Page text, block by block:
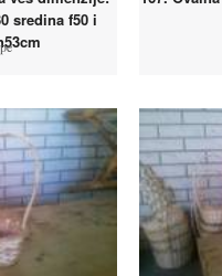
sredina f50 i